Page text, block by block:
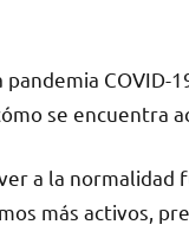
COVID-
se encuentra
a la normalidad
más activos,